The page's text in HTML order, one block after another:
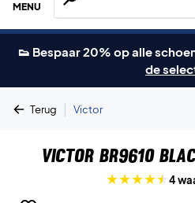
MENU
👟 Bespaar 20% op alle
de
Terug | Victor
Victor BR9610
4